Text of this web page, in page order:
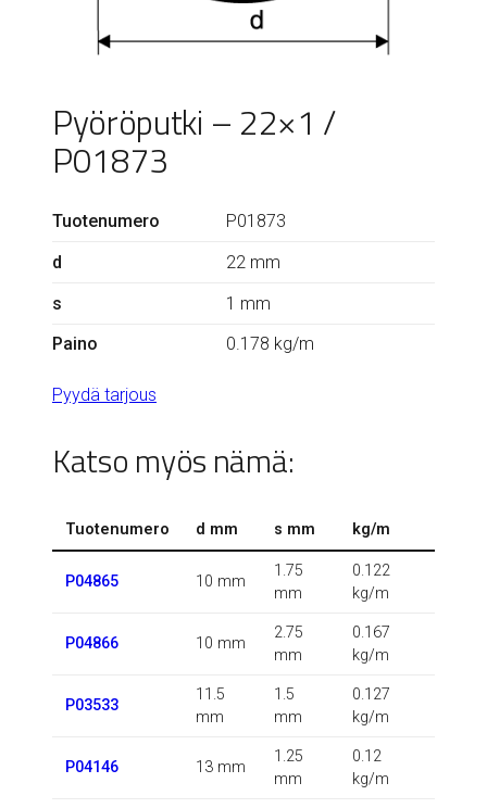
Pyöröputki – 22×1 /
P01873
Tuotenumero
P01873
d
22 mm
s
1 mm
Paino
0.178 kg/m
Pyydä tarjous
Katso myös nämä:
Tuotenumero d mm s mm kg/m
P04865 10 mm
1.75
mm
0.122
kg/m
P04866 10 mm
2.75
mm
0.167
kg/m
P03533
11.5
mm
1.5
mm
0.127
kg/m
P04146 13 mm
1.25
mm
0.12
kg/m